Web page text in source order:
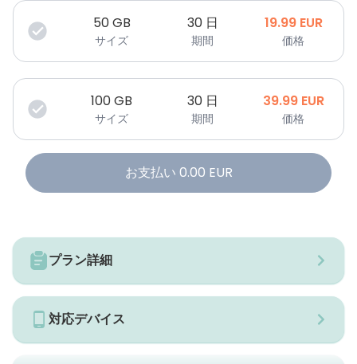
50GB
サイズ
30 日
期間
19.99 EUR
価格
100GB
サイズ
30 日
期間
39.99 EUR
価格
お支払い 0.00 EUR
プラン詳細
対応デバイス